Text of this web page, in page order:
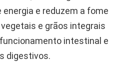
e reduzem a fome
e grãos integrais
intestinal e
digestivos.